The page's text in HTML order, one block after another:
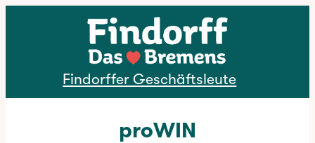
Direkt zum Inhalt
Findorffer Geschäftsleute
proWIN